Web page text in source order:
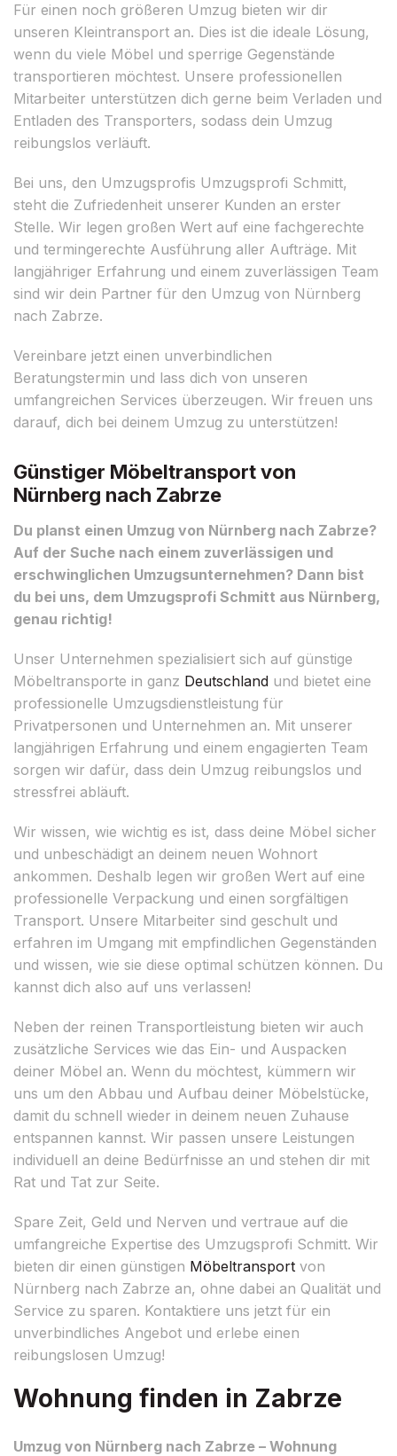
Für einen noch größeren Umzug bieten wir dir
unseren Kleintransport an. Dies ist die ideale Lösung,
wenn du viele Möbel und sperrige Gegenstände
transportieren möchtest. Unsere professionellen
Mitarbeiter unterstützen dich gerne beim Verladen und
Entladen des Transporters, sodass dein Umzug
reibungslos verläuft.
Bei uns, den Umzugsprofis Umzugsprofi Schmitt,
steht die Zufriedenheit unserer Kunden an erster
Stelle. Wir legen großen Wert auf eine fachgerechte
und termingerechte Ausführung aller Aufträge. Mit
langjähriger Erfahrung und einem zuverlässigen Team
sind wir dein Partner für den Umzug von Nürnberg
nach Zabrze.
Vereinbare jetzt einen unverbindlichen
Beratungstermin und lass dich von unseren
umfangreichen Services überzeugen. Wir freuen uns
darauf, dich bei deinem Umzug zu unterstützen!
Günstiger Möbeltransport von
Nürnberg nach Zabrze
Du planst einen Umzug von Nürnberg nach Zabrze?
Auf der Suche nach einem zuverlässigen und
erschwinglichen Umzugsunternehmen? Dann bist
du bei uns, dem Umzugsprofi Schmitt aus Nürnberg,
genau richtig!
Unser Unternehmen spezialisiert sich auf günstige
Möbeltransporte in ganz Deutschland und bietet eine
professionelle Umzugsdienstleistung für
Privatpersonen und Unternehmen an. Mit unserer
langjährigen Erfahrung und einem engagierten Team
sorgen wir dafür, dass dein Umzug reibungslos und
stressfrei abläuft.
Wir wissen, wie wichtig es ist, dass deine Möbel sicher
und unbeschädigt an deinem neuen Wohnort
ankommen. Deshalb legen wir großen Wert auf eine
professionelle Verpackung und einen sorgfältigen
Transport. Unsere Mitarbeiter sind geschult und
erfahren im Umgang mit empfindlichen Gegenständen
und wissen, wie sie diese optimal schützen können. Du
kannst dich also auf uns verlassen!
Neben der reinen Transportleistung bieten wir auch
zusätzliche Services wie das Ein- und Auspacken
deiner Möbel an. Wenn du möchtest, kümmern wir
uns um den Abbau und Aufbau deiner Möbelstücke,
damit du schnell wieder in deinem neuen Zuhause
entspannen kannst. Wir passen unsere Leistungen
individuell an deine Bedürfnisse an und stehen dir mit
Rat und Tat zur Seite.
Spare Zeit, Geld und Nerven und vertraue auf die
umfangreiche Expertise des Umzugsprofi Schmitt. Wir
bieten dir einen günstigen Möbeltransport von
Nürnberg nach Zabrze an, ohne dabei an Qualität und
Service zu sparen. Kontaktiere uns jetzt für ein
unverbindliches Angebot und erlebe einen
reibungslosen Umzug!
Wohnung finden in Zabrze
Umzug von Nürnberg nach Zabrze – Wohnung